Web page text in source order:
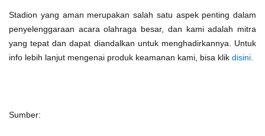
Stadion yang aman merupakan salah satu aspek penting dalam
penyelenggaraan acara olahraga besar, dan kami adalah mitra
yang tepat dan dapat diandalkan untuk menghadirkannya. Untuk
info lebih lanjut mengenai produk keamanan kami, bisa klik disini.
Sumber: